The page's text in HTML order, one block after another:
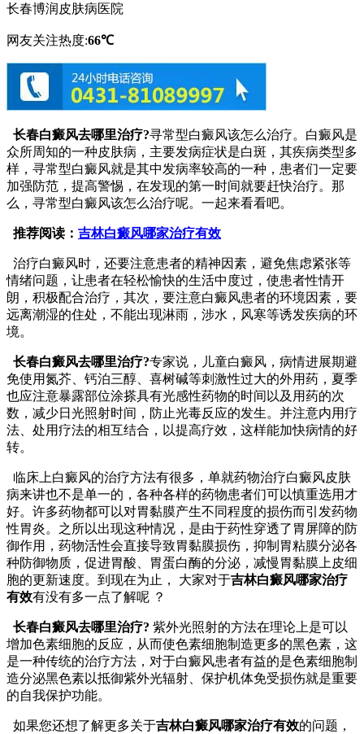
长春博润皮肤病医院
网友关注热度:66℃
长春白癜风去哪里治疗?寻常型白癜风该怎么治疗。白癜风是
众所周知的一种皮肤病，主要发病症状是白斑，其疾病类型多
样，寻常型白癜风就是其中发病率较高的一种，患者们一定要
加强防范，提高警惕，在发现的第一时间就要赶快治疗。那
么，寻常型白癜风该怎么治疗呢。一起来看看吧。
推荐阅读： 吉林白癜风哪家治疗有效
治疗白癜风时，还要注意患者的精神因素，避免焦虑紧张等
情绪问题，让患者在轻松愉快的生活中度过，使患者性情开
朗，积极配合治疗，其次，要注意白癜风患者的环境因素，要
远离潮湿的住处，不能出现淋雨，涉水，风寒等诱发疾病的环
境。
长春白癜风去哪里治疗?专家说，儿童白癜风，病情进展期避
免使用氮芥、钙泊三醇、喜树碱等刺激性过大的外用药，夏季
也应注意暴露部位涂搽具有光感性药物的时间以及用药的次
数，减少日光照射时间，防止光毒反应的发生。并注意内用疗
法、处用疗法的相互结合，以提高疗效，这样能加快病情的好
转。
临床上白癜风的治疗方法有很多，单就药物治疗白癜风皮肤
病来讲也不是单一的，各种各样的药物患者们可以慎重选用才
好。许多药物都可以对胃黏膜产生不同程度的损伤而引发药物
性胃炎。之所以出现这种情况，是由于药性穿透了胃屏障的防
御作用，药物活性会直接导致胃黏膜损伤，抑制胃粘膜分泌各
种防御物质，促进胃酸、胃蛋白酶的分泌，减慢胃黏膜上皮细
胞的更新速度。到现在为止， 大家对于吉林白癜风哪家治疗
有效有没有多一点了解呢 ？
长春白癜风去哪里治疗? 紫外光照射的方法在理论上是可以
增加色素细胞的反应，从而使色素细胞制造更多的黑色素，这
是一种传统的治疗方法，对于白癜风患者有益的是色素细胞制
造分泌黑色素以抵御紫外光辐射、保护机体免受损伤就是重要
的自我保护功能。
如果您还想了解更多关于吉林白癜风哪家治疗有效的问题，